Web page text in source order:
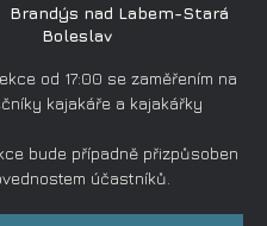
Brandýs nad Labem-Stará
Boleslav
od 17:00 se zaměřením na
kajakáře a kajakářky
bude případně přizpůsoben
účastníků.